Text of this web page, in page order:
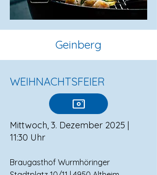
Geinberg
WEIHNACHTSFEIER
Mittwoch, 3. Dezember 2025 |
11:30 Uhr​
Braugasthof Wurmhöringer